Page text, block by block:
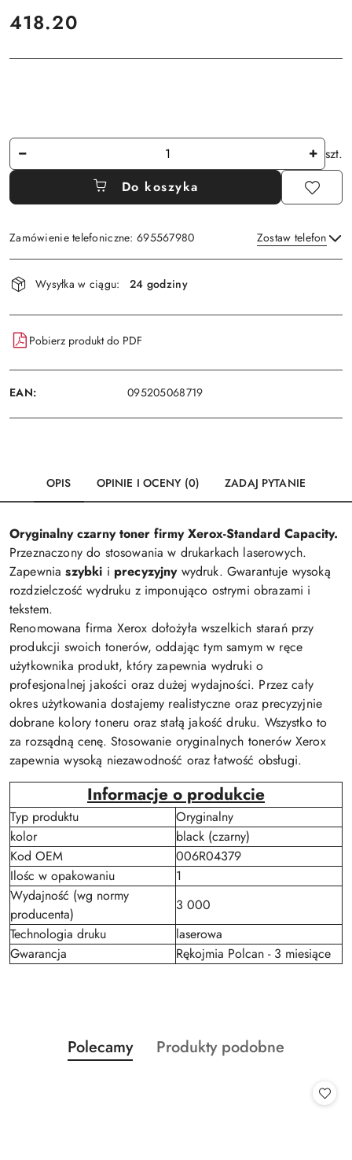
cena:
418.20
Ilość
szt.
Do koszyka
Zamówienie telefoniczne: 695567980 Zostaw telefon
Dostępność
i
dostawa
Wysyłka w ciągu: 24 godziny
Pobierz produkt do PDF
EAN: 095205068719
OPIS OPINIE I OCENY (0) ZADAJ PYTANIE
Oryginalny czarny toner firmy Xerox-Standard Capacity.
Przeznaczony do stosowania w drukarkach laserowych.
Zapewniaszybki i precyzyjnywydruk. Gwarantuje wysoką
rozdzielczość wydruku z imponująco ostrymi obrazami i
tekstem.
Renomowana firma Xerox dołożyła wszelkich starań przy
produkcji swoich tonerów, oddając tym samym w ręce
użytkownika produkt, który zapewnia wydruki o
profesjonalnej jakości oraz dużej wydajności. Przez cały
okres użytkowania dostajemy realistyczne oraz precyzyjnie
dobrane kolory toneru oraz stałą jakość druku. Wszystko to
za rozsądną cenę. Stosowanie oryginalnych tonerów Xerox
zapewnia wysoką niezawodność oraz łatwość obsługi.
Informacje o produkcie
Typ produktu
Oryginalny
kolor
black (czarny)
Kod OEM
006R04379
Ilośc w opakowaniu
1
Wydajność (wg normy
producenta)
3 000
Technologia druku
laserowa
Gwarancja
Rękojmia Polcan - 3 miesiące
Pomiń karuzelę produktów
Produkty
o
Polecamy
Produkty
Produkty podobne